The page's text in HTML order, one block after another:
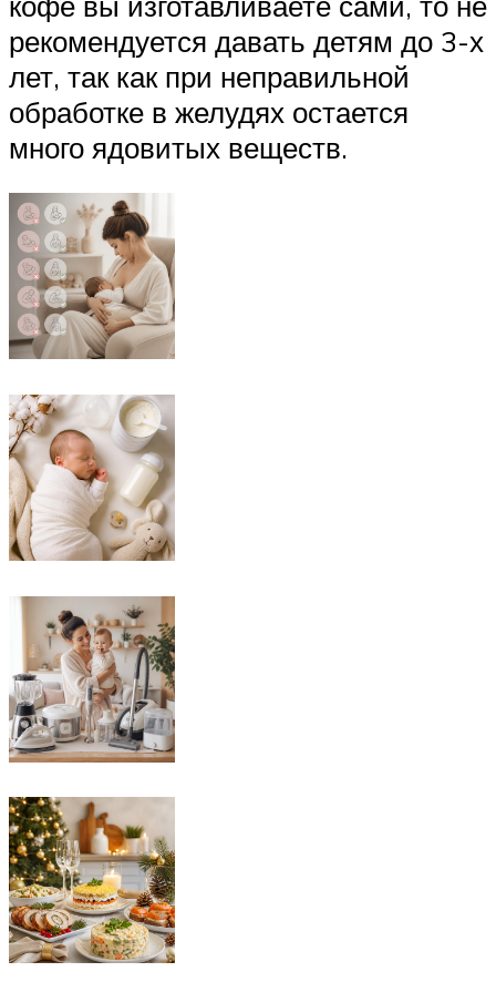
рекомендуется давать детям до 3-х
лет, так как при неправильной
обработке в желудях остается
много ядовитых веществ.